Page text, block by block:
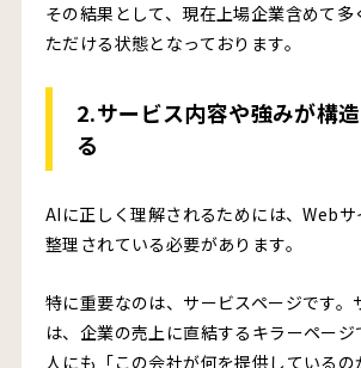
その結果として、現在上場企業含めて多
ただける状態となっております。
2.サービス内容や強みが構
る
AIに正しく理解されるためには、Web
整理されている必要があります。
特に重要なのは、サービスページです。
は、企業の売上に直結するキラーページ
人にも「この会社が何を提供している